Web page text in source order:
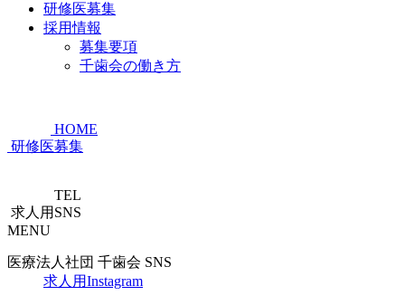
研修医募集
採用情報
募集要項
千歯会の働き方
HOME
研修医募集
TEL
求人用SNS
MENU
医療法人社団 千歯会 SNS
求人用Instagram